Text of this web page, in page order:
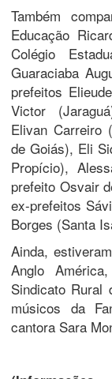
Também
Educação
Colégio
Guaraciaba
prefeitos
Victor
Elivan Carreiro
de Goiás), Eli
Propício),
prefeito Osvair
ex-prefeitos
Borges (Santa
Ainda,
Anglo
Sindicato Rural
músicos da
cantora Sara